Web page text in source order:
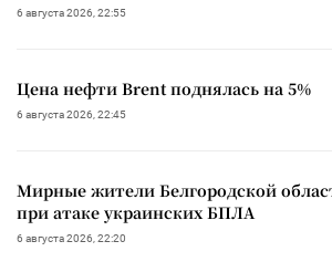
6 августа 2026, 22:55
Цена нефти Brent поднялась на 5%
6 августа 2026, 22:45
Мирные жители Белгородской
при атаке украинских БПЛА
6 августа 2026, 22:20